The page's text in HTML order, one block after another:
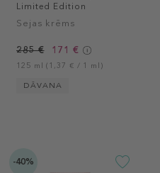
Limited Edition
Sejas krēms
285 € 171 €
125 ml (1,37 € / 1 ml)
DĀVANA
-40%